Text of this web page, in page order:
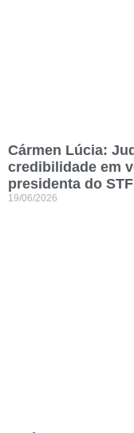
Cármen Lúcia:
credibilidade em
presidenta do STF
19/06/2026